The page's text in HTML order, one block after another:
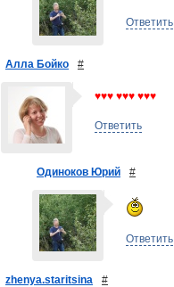
Ответить
Алла Бойко #
♥♥♥ ♥♥♥ ♥♥♥
Ответить
Одиноков Юрий #
Ответить
zhenya.staritsina #